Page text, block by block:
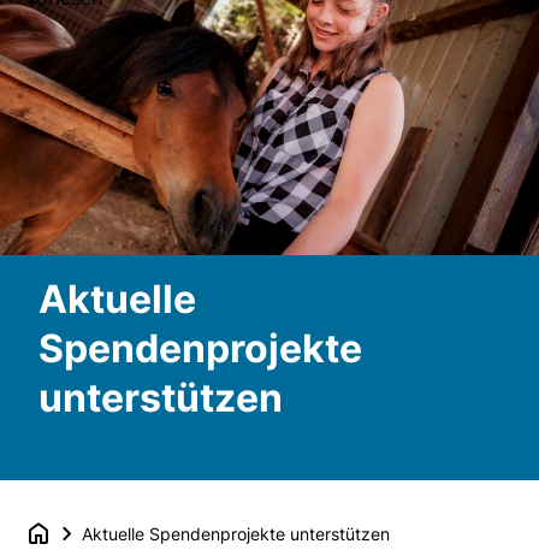
Aktuelle
Spendenprojekte
unterstützen
Aktuelle Spendenprojekte unterstützen